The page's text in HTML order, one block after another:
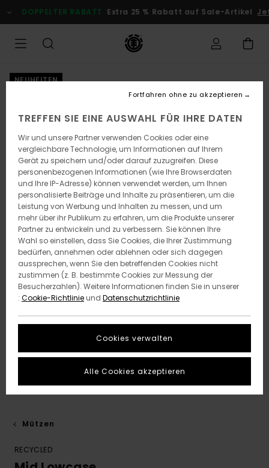
zur
Produktinformation
DOPPELTER RABATT Extra 25 % Rabatt auf Sale-Artikel
NEUHEITEN
Mützen
RECYCLED
TREFFEN SIE EINE AUSWAHL FÜR IHRE DATEN
Wir und unsere Partner verwenden Cookies oder eine
vergleichbare Technologie, um Informationen auf Ihrem
Gerät zu speichern und/oder darauf zuzugreifen. Diese
personenbezogenen Informationen (wie Ihre Browserdaten
und Ihre IP-Adresse) können verwendet werden, um Ihnen
personalisierte Beiträge und Inhalte zu präsentieren, um die
Leistung von Werbung und Inhalten zu messen, und um
mehr über ihr Publikum zu erfahren, um die Produkte unserer
Partner zu entwickeln und zu verbessern. Sie können Ihre
Wahl so einstellen, dass Sie Cookies, die Ihrer Zustimmung
bedürfen, annehmen oder ablehnen oder sich dagegen
aussprechen, wenn Sie den betreffenden Cookies nicht
zustimmen (z. B. bestimmte Cookies zur Messung der
Besucherzahlen). Weitere Informationen finden Sie in unserer
: Cookie-Richtlinieund Datenschutzrichtlinie
Cookies verwalten
Fortfahren ohne zu akzeptieren
Alle Cookies akzeptieren